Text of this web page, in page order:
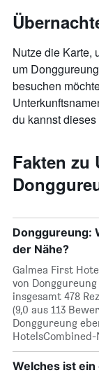
Nutze die Karte,
um
besuchen
du kannst
Fakten zu
Donggureung:
der Nähe?
Galmea First
von
insgesamt 478
(9,0 aus 113
Donggureung
Welches ist ein